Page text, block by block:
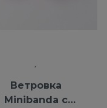
Ветровка
Minibanda с